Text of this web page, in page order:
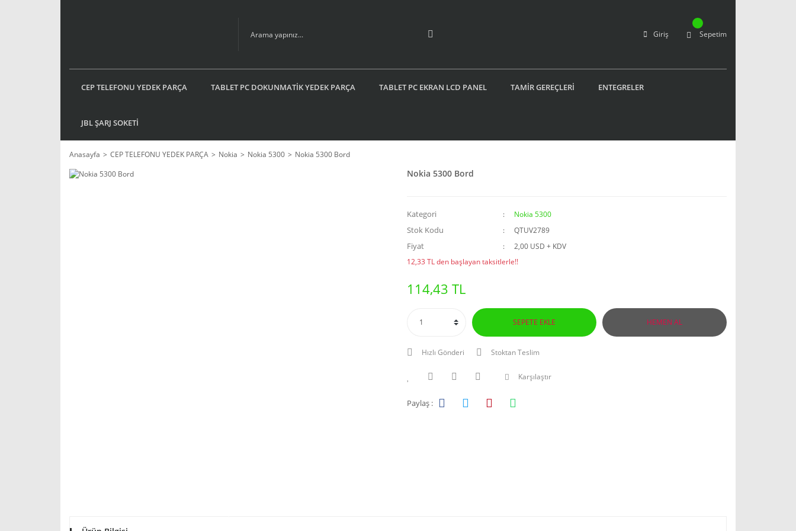
Giriş Sepetim
CEP TELEFONU YEDEK PARÇA TABLET PC DOKUNMATİK YEDEK PARÇA TABLET PC EKRAN LCD PANEL TAMİR GEREÇLERİ ENTEGRELER
JBL ŞARJ SOKETİ
Anasayfa CEP TELEFONU YEDEK PARÇA Nokia Nokia 5300 Nokia 5300 Bord
Nokia 5300 Bord
Kategori Nokia 5300
Stok Kodu QTUV2789
Fiyat
2,00 USD + KDV
12,33 TL den başlayan taksitlerle!!
114,43 TL
SEPETE EKLE HEMEN AL
Hızlı Gönderi Stoktan Teslim
Karşılaştır
Paylaş :